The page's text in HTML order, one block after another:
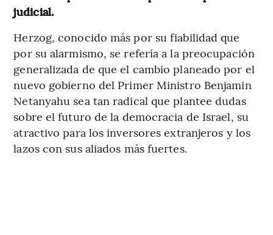
judicial.
Herzog, conocido más por su fiabilidad que
por su alarmismo, se refería a la preocupación
generalizada de que el cambio planeado por el
nuevo gobierno del Primer Ministro Benjamin
Netanyahu sea tan radical que plantee dudas
sobre el futuro de la democracia de Israel, su
atractivo para los inversores extranjeros y los
lazos con sus aliados más fuertes.